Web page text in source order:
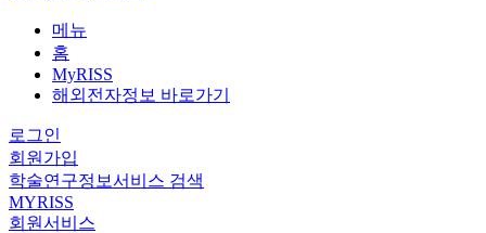
메뉴
홈
MyRISS
해외전자정보 바로가기
로그인
회원가입
학술연구정보서비스 검색
MYRISS
회원서비스